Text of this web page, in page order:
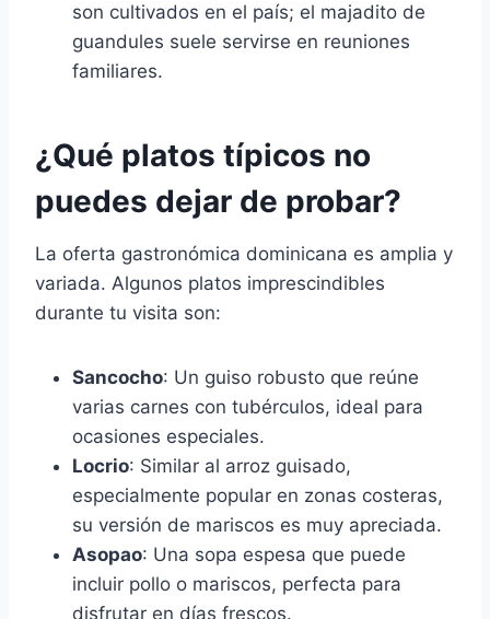
son cultivados en el país; el majadito de
guandules suele servirse en reuniones
familiares.
¿Qué platos típicos no
puedes dejar de probar?
La oferta gastronómica dominicana es amplia y
variada. Algunos platos imprescindibles
durante tu visita son:
Sancocho: Un guiso robusto que reúne
varias carnes con tubérculos, ideal para
ocasiones especiales.
Locrio: Similar al arroz guisado,
especialmente popular en zonas costeras,
su versión de mariscos es muy apreciada.
Asopao: Una sopa espesa que puede
incluir pollo o mariscos, perfecta para
disfrutar en días frescos.